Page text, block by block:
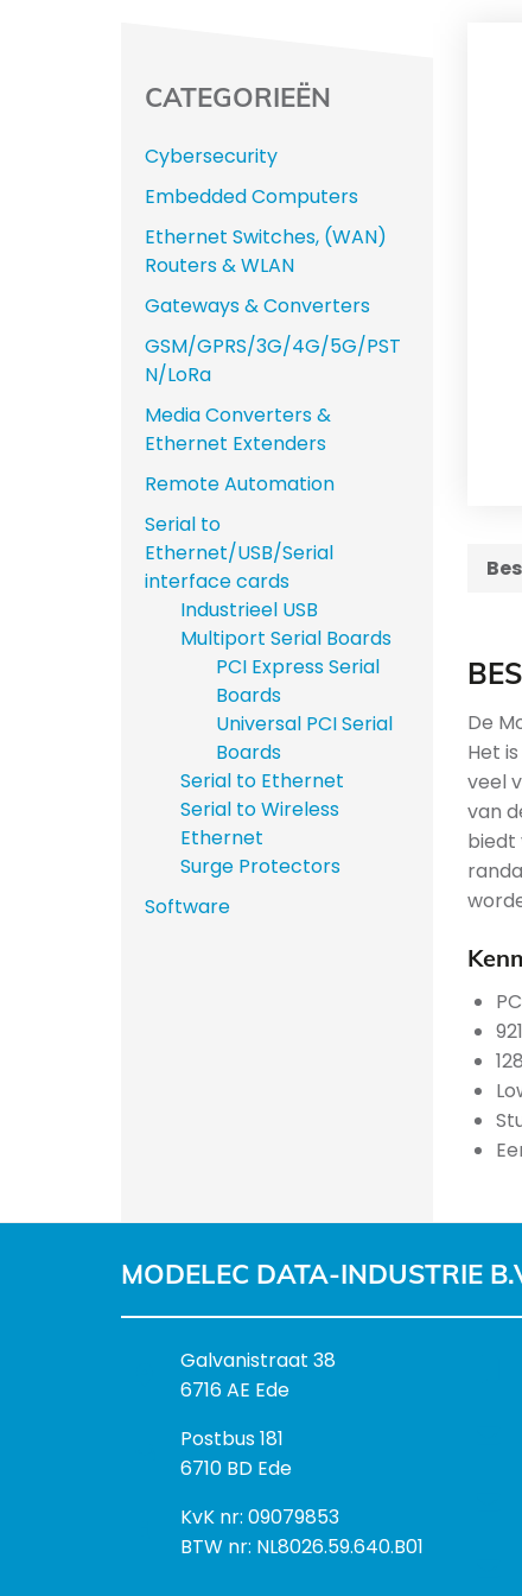
De
Het
veel
van
biedt
CATEGORIEËN
Cybersecurity
Embedded Computers
Ethernet Switches, (WAN)
Routers & WLAN
Gateways & Converters
GSM/GPRS/3G/4G/5G/PST
N/LoRa
Media Converters &
Ethernet Extenders
Remote Automation
Serial to
Ethernet/USB/Serial
interface cards
Industrieel USB
Multiport Serial Boards
PCI Express Serial
Boards
Universal PCI Serial
Boards
Serial to Ethernet
Serial to Wireless
Ethernet
Surge Protectors
Software
MODELEC DATA-INDUSTRIE
B
e
o
e
k
a
Galvanistraat 38
6716 AE Ede
P
o
t
a
Postbus 181
6710 BD Ede
I
n
KvK nr: 09079853
BTW nr: NL8026.59.640.B01